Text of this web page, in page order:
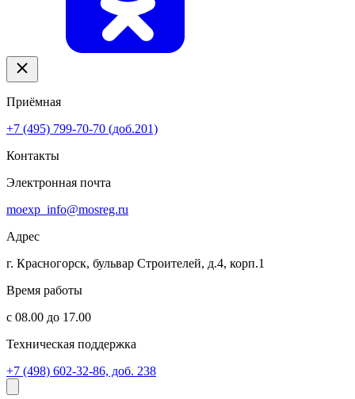
Приёмная
+7 (495) 799-70-70 (доб.201)
Контакты
Электронная почта
moexp_info@mosreg.ru
Адрес
г. Красногорск, бульвар Строителей, д.4, корп.1
Время работы
с 08.00 до 17.00
Техническая поддержка
+7 (498) 602-32-86, доб. 238